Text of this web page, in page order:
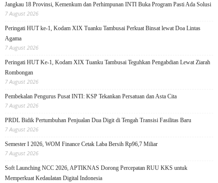
Jangkau 18 Provinsi, Kemenkum dan Perhimpunan INTI Buka Program Pasti Ada Solusi
7 August 2026
Peringati HUT ke-1, Kodam XIX Tuanku Tambusai Perkuat Binsat lewat Doa Lintas
Agama
7 August 2026
Peringati HUT Ke-1, Kodam XIX Tuanku Tambusai Teguhkan Pengabdian Lewat Ziarah
Rombongan
7 August 2026
Pembekalan Pengurus Pusat INTI: KSP Tekankan Persatuan dan Asta Cita
7 August 2026
PRDL Bidik Pertumbuhan Penjualan Dua Digit di Tengah Transisi Fasilitas Baru
7 August 2026
Semester I 2026, WOM Finance Cetak Laba Bersih Rp96,7 Miliar
7 August 2026
Soft Launching NCC 2026, APTIKNAS Dorong Percepatan RUU KKS untuk
Memperkuat Kedaulatan Digital Indonesia